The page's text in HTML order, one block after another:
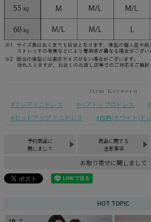
フレアミニドレス ベアトップのドレス
セットアップ ミニドレス
白色(ホワイト)ド
予約商品に
関しまして
商品に関する
注意事項
お取り寄せに関しまして
HOT TOPIC